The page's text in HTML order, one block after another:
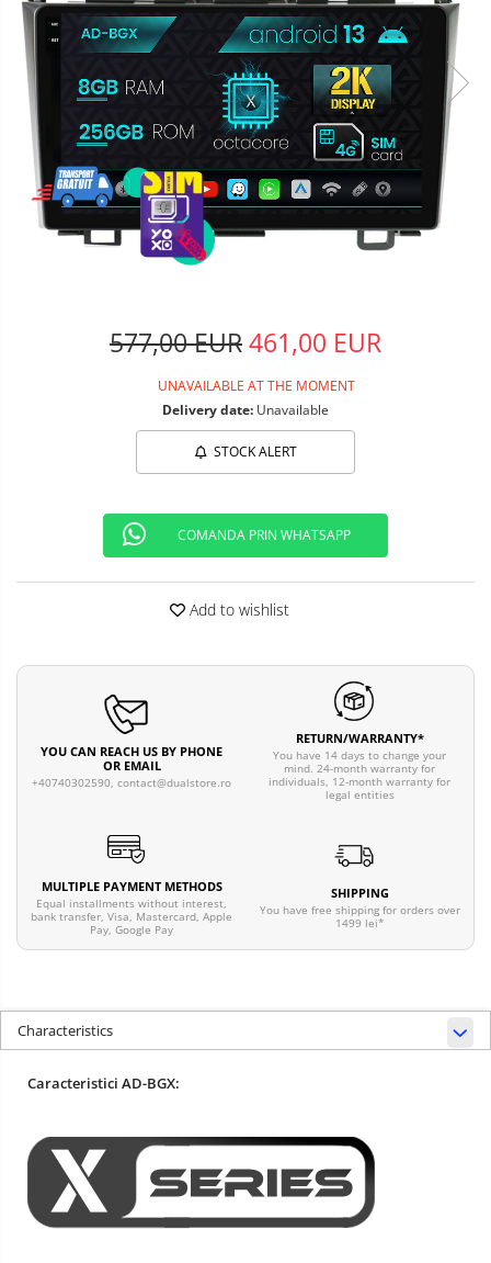
577,00 EUR461,00 EUR
UNAVAILABLE AT THE MOMENT
Delivery date: Unavailable
STOCK ALERT
COMANDA PRIN WHATSAPP
Add to wishlist
YOU CAN REACH US BY PHONE
OR EMAIL
+40740302590, contact@dualstore.ro
RETURN/WARRANTY*
You have 14 days to change your
mind. 24-month warranty for
individuals, 12-month warranty for
legal entities
MULTIPLE PAYMENT METHODS
Equal installments without interest,
bank transfer, Visa, Mastercard, Apple
Pay, Google Pay
SHIPPING
You have free shipping for orders over
1499 lei*
Characteristics
Caracteristici AD-BGX: